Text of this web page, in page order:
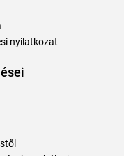
nyilatkozat